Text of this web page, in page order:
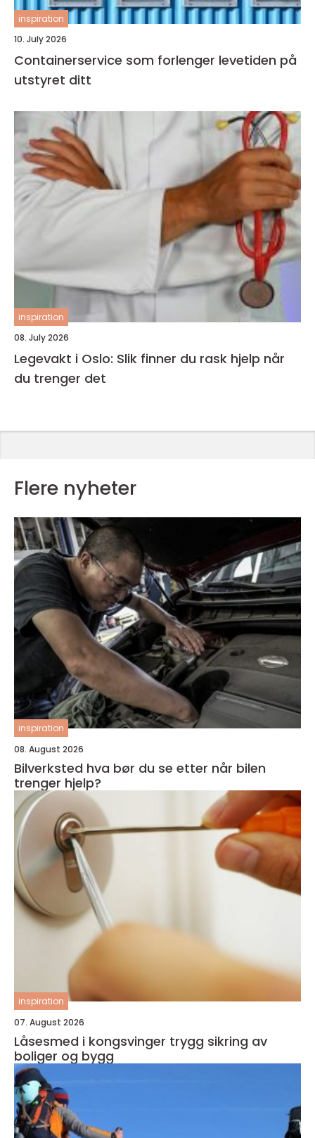
inspiration
10. July 2026
Containerservice som forlenger levetiden på
utstyret ditt
inspiration
08. July 2026
Legevakt i Oslo: Slik finner du rask hjelp når
du trenger det
Flere nyheter
inspiration
08. August 2026
Bilverksted hva bør du se etter når bilen
trenger hjelp?
inspiration
07. August 2026
Låsesmed i kongsvinger trygg sikring av
boliger og bygg